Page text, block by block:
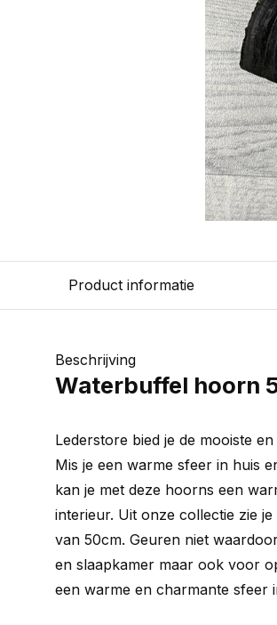
Product informatie
Beschrijving
Waterbuffel hoorn
Lederstore bied je de mooiste
Mis je een warme sfeer in huis
kan je met deze hoorns een
interieur. Uit onze collectie zie
van 50cm. Geuren niet
en slaapkamer maar ook voor
een warme en charmante sfeer